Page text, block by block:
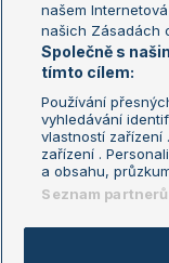
Livesport Daily
LS Prague Open
Podmínky užití
GDPR a žurnalistika
Kontakt
našem
našich Zásadách
Společně s
tímto cílem:
Používání
vyhledávání
vlastností zařízení
zařízení .
a obsahu,
Seznam